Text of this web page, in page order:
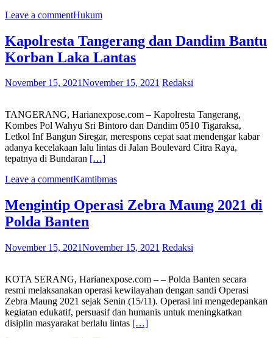
Leave a commentHukum
Kapolresta Tangerang dan Dandim Bantu
Korban Laka Lantas
November 15, 2021November 15, 2021 Redaksi
TANGERANG, Harianexpose.com – Kapolresta Tangerang,
Kombes Pol Wahyu Sri Bintoro dan Dandim 0510 Tigaraksa,
Letkol Inf Bangun Siregar, merespons cepat saat mendengar kabar
adanya kecelakaan lalu lintas di Jalan Boulevard Citra Raya,
tepatnya di Bundaran […]
Leave a commentKamtibmas
Mengintip Operasi Zebra Maung 2021 di
Polda Banten
November 15, 2021November 15, 2021 Redaksi
KOTA SERANG, Harianexpose.com – – Polda Banten secara
resmi melaksanakan operasi kewilayahan dengan sandi Operasi
Zebra Maung 2021 sejak Senin (15/11). Operasi ini mengedepankan
kegiatan edukatif, persuasif dan humanis untuk meningkatkan
disiplin masyarakat berlalu lintas […]